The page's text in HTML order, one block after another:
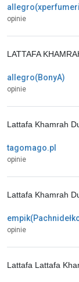
opinie
allegro(BonyA)
opinie
LATTAFA
tagomago.pl
opinie
Lattafa Khamrah
opinie
Lattafa Khamrah
Lattafa Lattafa